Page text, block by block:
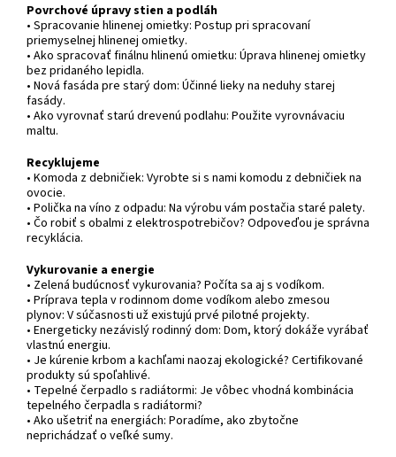
Povrchové úpravy stien a podláh
• Spracovanie hlinenej omietky: Postup pri spracovaní
priemyselnej hlinenej omietky.
• Ako spracovať finálnu hlinenú omietku: Úprava hlinenej omietky
bez pridaného lepidla.
• Nová fasáda pre starý dom: Účinné lieky na neduhy starej
fasády.
• Ako vyrovnať starú drevenú podlahu: Použite vyrovnávaciu
maltu.
Recyklujeme
• Komoda z debničiek: Vyrobte si s nami komodu z debničiek na
ovocie.
• Polička na víno z odpadu: Na výrobu vám postačia staré palety.
• Čo robiť s obalmi z elektrospotrebičov? Odpoveďou je správna
recyklácia.
Vykurovanie a energie
• Zelená budúcnosť vykurovania? Počíta sa aj s vodíkom.
• Príprava tepla v rodinnom dome vodíkom alebo zmesou
plynov: V súčasnosti už existujú prvé pilotné projekty.
• Energeticky nezávislý rodinný dom: Dom, ktorý dokáže vyrábať
vlastnú energiu.
• Je kúrenie krbom a kachľami naozaj ekologické? Certifikované
produkty sú spoľahlivé.
• Tepelné čerpadlo s radiátormi: Je vôbec vhodná kombinácia
tepelného čerpadla s radiátormi?
• Ako ušetriť na energiách: Poradíme, ako zbytočne
neprichádzať o veľké sumy.